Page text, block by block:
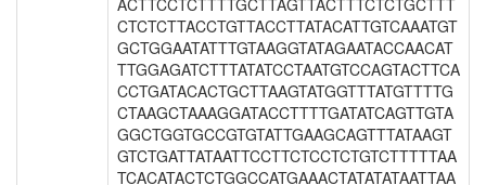
ACTTCCTCTTTTGCTTAGTTACTTTCTCTGCTTT
CTCTCTTACCTGTTACCTTATACATTGTCAAATGT
GCTGGAATATTTGTAAGGTATAGAATACCAACAT
TTGGAGATCTTTATATCCTAATGTCCAGTACTTCA
CCTGATACACTGCTTAAGTATGGTTTATGTTTTG
CTAAGCTAAAGGATACCTTTTGATATCAGTTGTA
GGCTGGTGCCGTGTATTGAAGCAGTTTATAAGT
GTCTGATTATAATTCCTTCTCCTCTGTCTTTTTAA
TCACATACTCTGGCCATGAAACTATATATAATTAA